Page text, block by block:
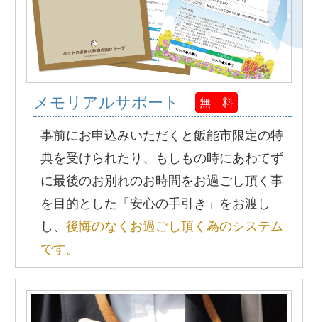
メモリアルサポート 無 料
事前にお申込みいただくと飯能市限定の特
典を受けられたり、もしもの時にあわてず
に最後のお別れのお時間をお過ごし頂く事
を目的とした「安心の手引き」をお渡し
し、後悔のなくお過ごし頂く為のシステム
です。